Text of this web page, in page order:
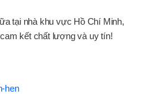
tại nhà khu vực Hồ Chí Minh,
kết chất lượng và uy tín!
hen